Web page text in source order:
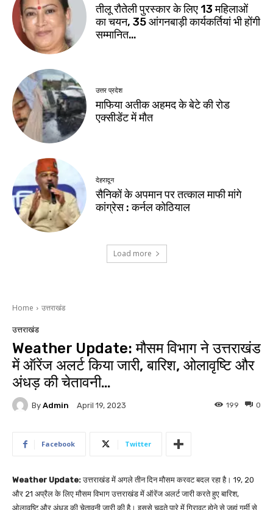
तीलू रौतेली पुरस्कार के लिए 13 महिलाओं
का चयन, 35 आंगनबाड़ी कार्यकर्तियां भी होंगी
सम्मानित…
उत्तर प्रदेश
माफिया अतीक अहमद के बेटे की रोड
एक्सीडेंट में मौत
देहरादून
सैनिकों के अपमान पर तत्काल माफी मांगे
कांग्रेस : कर्नल कोठियाल
Load more